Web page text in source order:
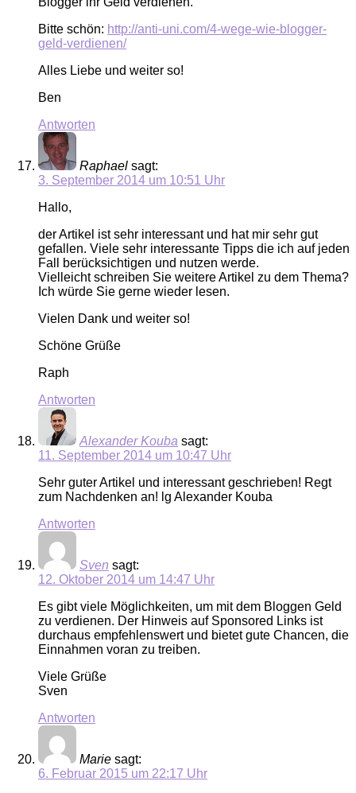
Bitte schön: http://anti-uni.com/4-wege-wie-blogger-
geld-verdienen/
Alles Liebe und weiter so!
Ben
Antworten
Raphael sagt:
3. September 2014 um 10:51 Uhr
Hallo,
der Artikel ist sehr interessant und hat mir sehr gut
gefallen. Viele sehr interessante Tipps die ich auf jeden
Fall berücksichtigen und nutzen werde.
Vielleicht schreiben Sie weitere Artikel zu dem Thema?
Ich würde Sie gerne wieder lesen.
Vielen Dank und weiter so!
Schöne Grüße
Raph
Antworten
Alexander Kouba sagt:
11. September 2014 um 10:47 Uhr
Sehr guter Artikel und interessant geschrieben! Regt
zum Nachdenken an! lg Alexander Kouba
Antworten
Sven sagt:
12. Oktober 2014 um 14:47 Uhr
Es gibt viele Möglichkeiten, um mit dem Bloggen Geld
zu verdienen. Der Hinweis auf Sponsored Links ist
durchaus empfehlenswert und bietet gute Chancen, die
Einnahmen voran zu treiben.
Viele Grüße
Sven
Antworten
Marie sagt:
6. Februar 2015 um 22:17 Uhr